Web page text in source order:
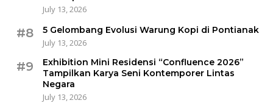
July 13, 2026
#8
5 Gelombang Evolusi Warung Kopi di Pontianak
July 13, 2026
#9
Exhibition Mini Residensi “Confluence 2026”
Tampilkan Karya Seni Kontemporer Lintas
Negara
July 13, 2026